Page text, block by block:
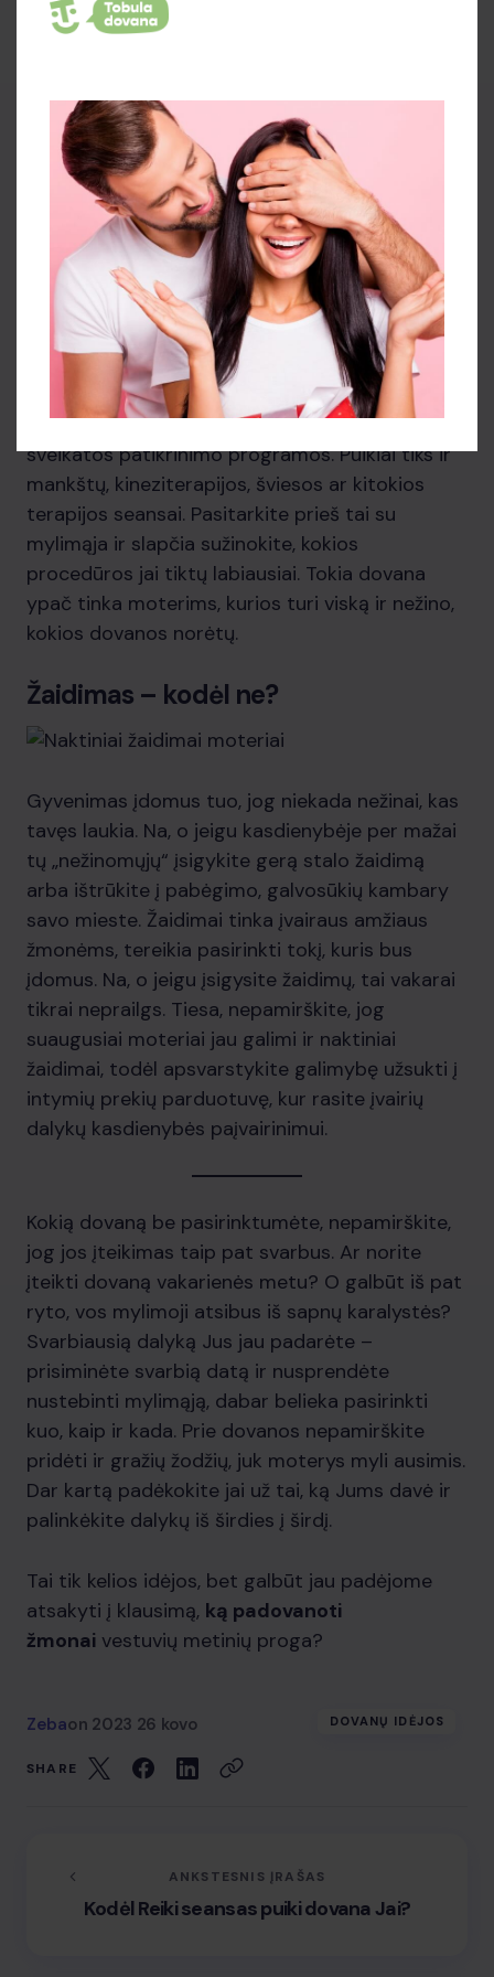
Tai gali būti makiažo kursai, tapybos pamoka,
išbandyti kažką naujo? Lai į kasdienybę įsilieja
gaivaus oro gurkšnis.
Dovanokite žmonai sveikatingumą
Ar yra žmogus žemėje, kuriam nebūtina
sveikata? Atsakymas aiškus. Na, o jeigu galima
prisidėti prie mylimo žmogaus sveikatos, kodėl
to nepadarius? Padovanokite mylimai žmonai
apsilankymą sveikatinimo procedūrose,
pavyzdžiui, druskų terapija, kokybiški maisto
papildai, išsamūs kraujo tyrimai ar kitokios
sveikatos patikrinimo programos. Puikiai tiks ir
mankštų, kineziterapijos, šviesos ar kitokios
terapijos seansai. Pasitarkite prieš tai su
mylimąja ir slapčia sužinokite, kokios
procedūros jai tiktų labiausiai. Tokia dovana
ypač tinka moterims, kurios turi viską ir nežino,
kokios dovanos norėtų.
Žaidimas – kodėl ne?
Gyvenimas įdomus tuo, jog niekada nežinai, kas
tavęs laukia. Na, o jeigu kasdienybėje per mažai
tų „nežinomųjų“ įsigykite gerą stalo žaidimą
arba ištrūkite į pabėgimo, galvosūkių kambary
savo mieste. Žaidimai tinka įvairaus amžiaus
žmonėms, tereikia pasirinkti tokį, kuris bus
įdomus. Na, o jeigu įsigysite žaidimų, tai vakarai
tikrai neprailgs. Tiesa, nepamirškite, jog
suaugusiai moteriai jau galimi ir naktiniai
žaidimai, todėl apsvarstykite galimybę užsukti į
intymių prekių parduotuvę, kur rasite įvairių
dalykų kasdienybės paįvairinimui.
Kokią dovaną be pasirinktumėte, nepamirškite,
jog jos įteikimas taip pat svarbus. Ar norite
įteikti dovaną vakarienės metu? O galbūt iš pat
ryto, vos mylimoji atsibus iš sapnų karalystės?
Svarbiausią dalyką Jus jau padarėte –
prisiminėte svarbią datą ir nusprendėte
nustebinti mylimąją, dabar belieka pasirinkti
kuo, kaip ir kada. Prie dovanos nepamirškite
pridėti ir gražių žodžių, juk moterys myli ausimis.
Dar kartą padėkokite jai už tai, ką Jums davė ir
palinkėkite dalykų iš širdies į širdį.
Tai tik kelios idėjos, bet galbūt jau padėjome
atsakyti į klausimą, ką padovanoti
žmonai vestuvių metinių proga?
Zebaon 2023 26 kovo DOVANŲ IDĖJOS
SHARE
ANKSTESNIS ĮRAŠAS
Kodėl Reiki seansas puiki dovana Jai?